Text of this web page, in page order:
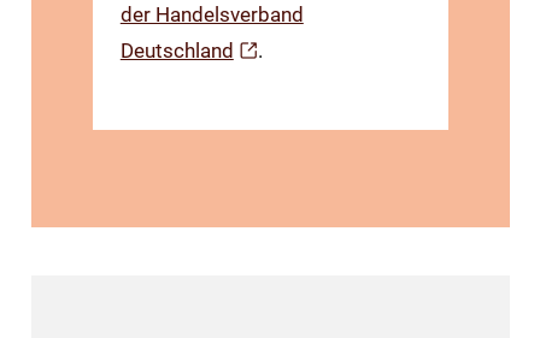
der Handelsverband
Deutschland
.